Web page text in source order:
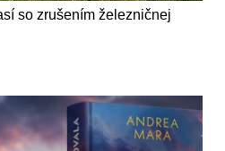
so zrušením železničnej